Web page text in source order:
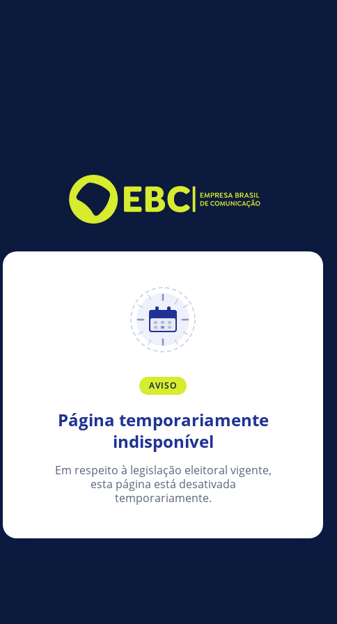
AVISO
Página temporariamente
indisponível
Em respeito à legislação eleitoral vigente,
esta página está desativada
temporariamente.